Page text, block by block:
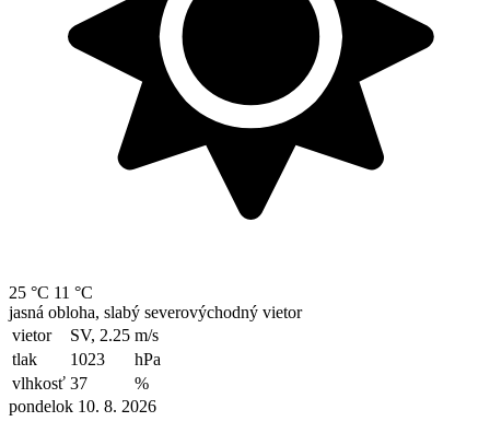
25 °C 11 °C
jasná obloha, slabý severovýchodný vietor
vietor
SV, 2.25 m/s
tlak
1023
hPa
vlhkosť 37
%
pondelok 10. 8. 2026